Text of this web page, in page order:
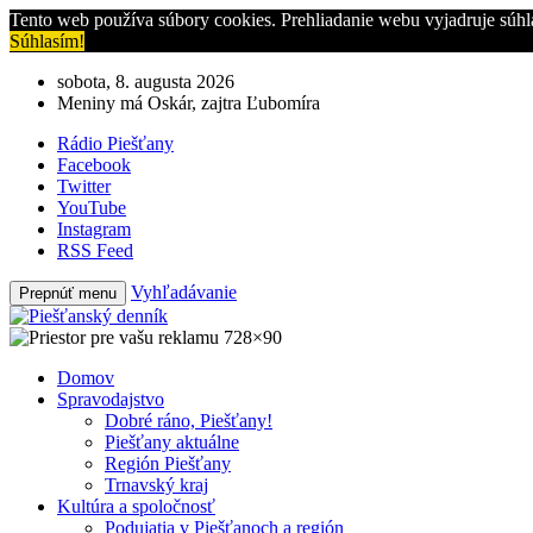
Tento web používa súbory cookies. Prehliadanie webu vyjadruje
Súhlasím!
sobota, 8. augusta 2026
Meniny má Oskár, zajtra Ľubomíra
Rádio Piešťany
Facebook
Twitter
YouTube
Instagram
RSS Feed
Prepnúť menu Vyhľadávanie
Domov
Spravodajstvo
Dobré ráno, Piešťany!
Piešťany aktuálne
Región Piešťany
Trnavský kraj
Kultúra a spoločnosť
Podujatia v Piešťanoch a región